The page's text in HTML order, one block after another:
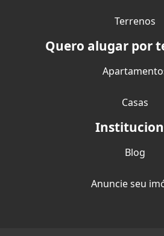
Terrenos
Quero alugar por
Casas
Blog
Anuncie seu